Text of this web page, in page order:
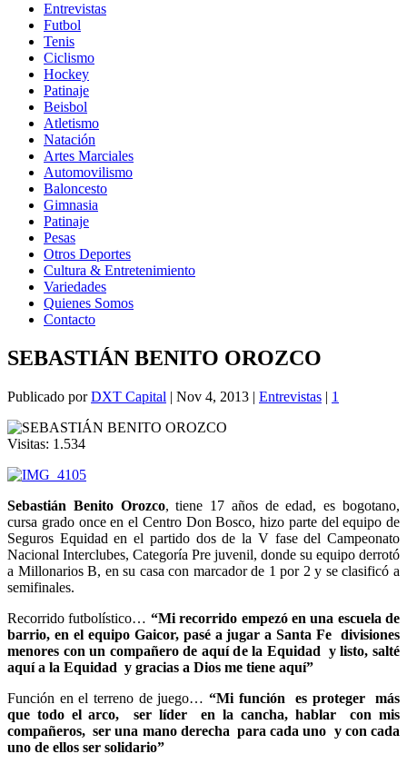
Entrevistas
Futbol
Tenis
Ciclismo
Hockey
Patinaje
Beisbol
Atletismo
Natación
Artes Marciales
Automovilismo
Baloncesto
Gimnasia
Patinaje
Pesas
Otros Deportes
Cultura & Entretenimiento
Variedades
Quienes Somos
Contacto
SEBASTIÁN BENITO OROZCO
Publicado porDXT Capital | Nov 4, 2013 | Entrevistas | 1
Visitas: 1.534
Sebastián Benito Orozco, tiene 17 años de edad, es bogotano,
cursa grado once en el Centro Don Bosco, hizo parte del equipo de
Seguros Equidad en el partido dos de la V fase del Campeonato
Nacional Interclubes, Categoría Pre juvenil, donde su equipo derrotó
a Millonarios B, en su casa con marcador de 1 por 2 y se clasificó a
semifinales.
Recorrido futbolístico… “Mi recorrido empezó en una escuela de
barrio, en el equipo Gaicor, pasé a jugar a Santa Fe divisiones
menores con un compañero de aquí de la Equidad y listo, salté
aquí a la Equidad y gracias a Dios me tiene aquí”
Función en el terreno de juego… “Mi función es proteger más
que todo el arco, ser líder en la cancha, hablar con mis
compañeros, ser una mano derecha para cada uno y con cada
uno de ellos ser solidario”